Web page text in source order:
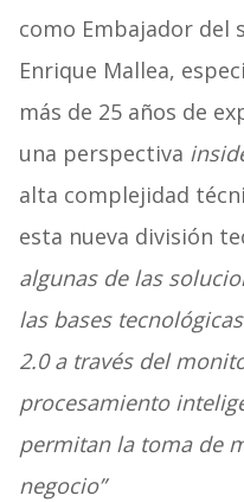
como Embajador del
Enrique Mallea,
más de 25 años de
una perspectiva
alta complejidad
esta nueva división
algunas de las
las bases
2.0 a través del
procesamiento
permitan la toma de
negocio”